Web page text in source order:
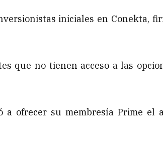
iniciales en Conekta,
que no tienen acceso a las
a ofrecer su membresía Prime el